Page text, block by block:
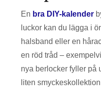
En bra DIY-kalender
luckor kan du lägga i
halsband eller en
en röd tråd –
nya berlocker fyller på
liten